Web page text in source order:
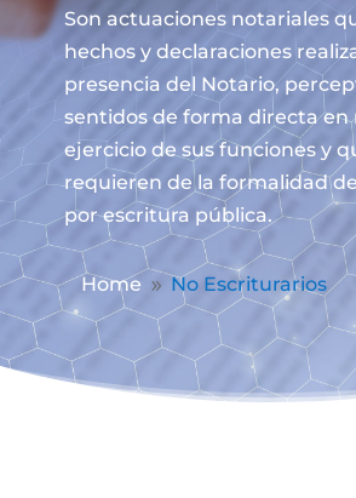
Son actuaciones notariales
hechos y declaraciones
presencia del Notario,
sentidos de forma directa en
ejercicio de sus funciones y
requieren de la formalidad
por escritura pública.
Home 9 No Escriturarios